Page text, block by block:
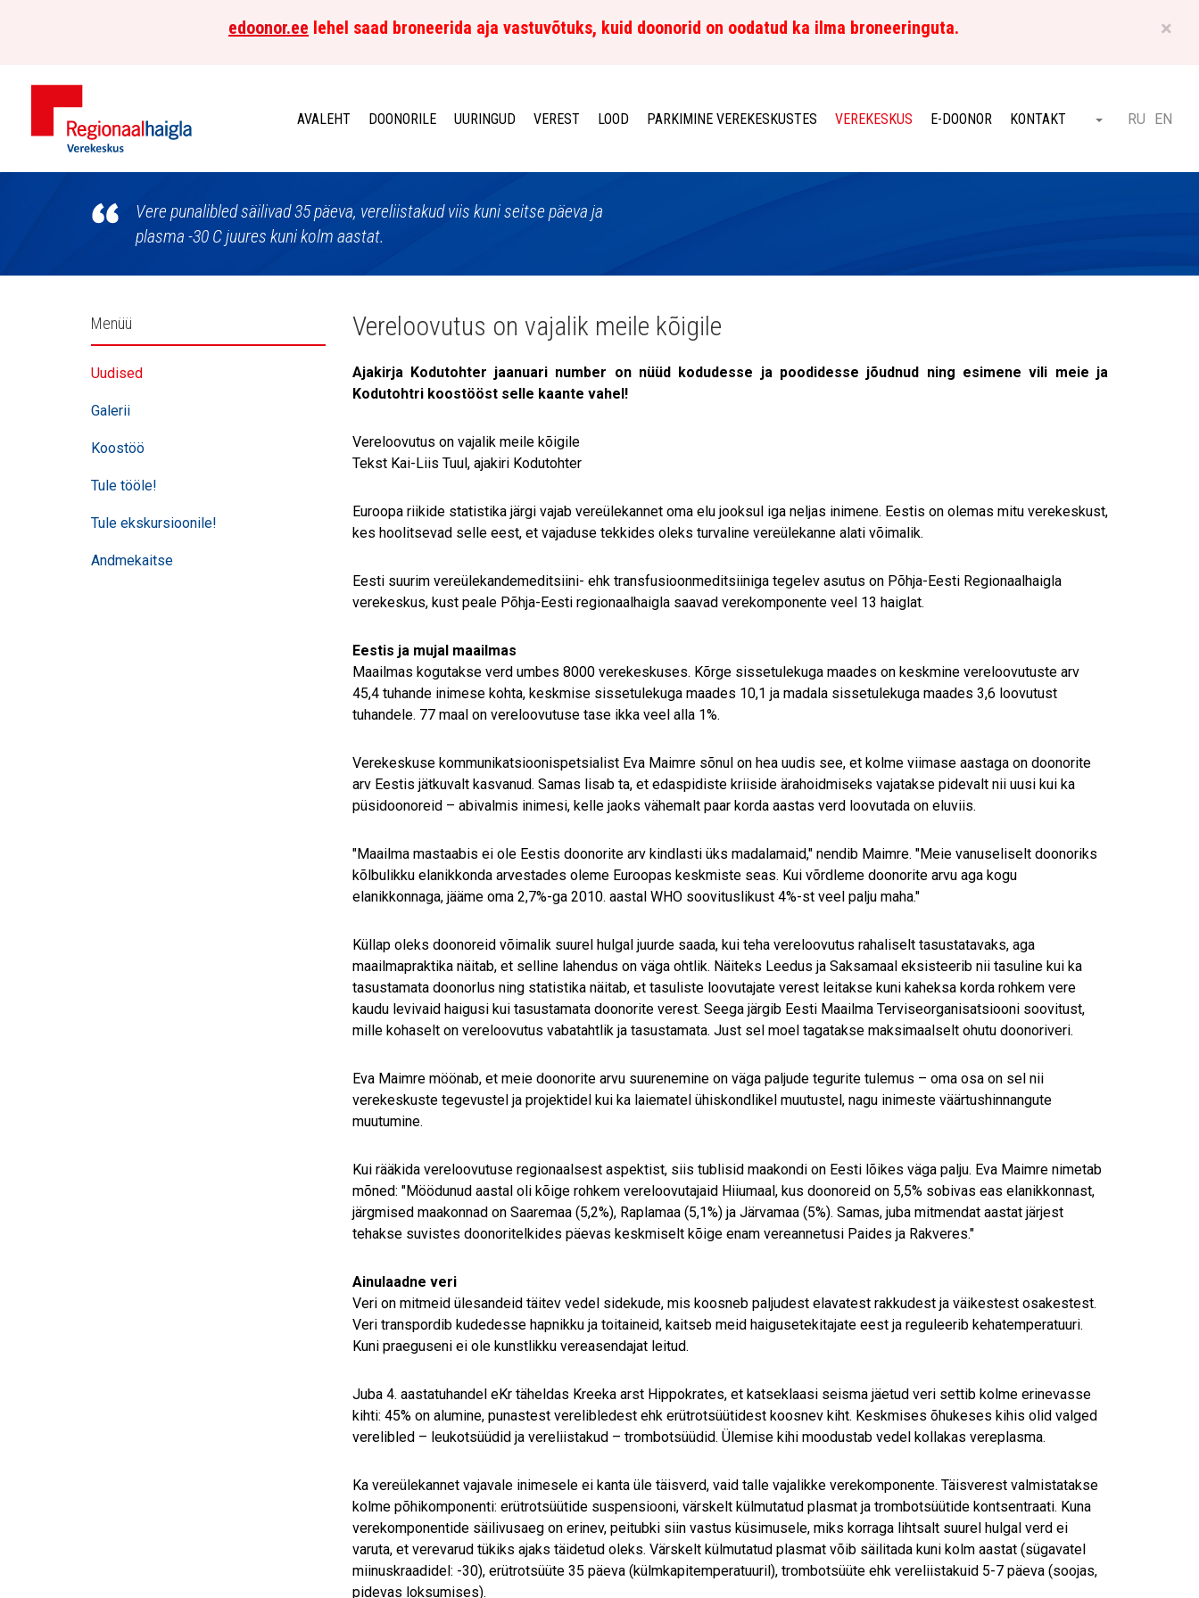
×
edoonor.ee lehel saad broneerida aja vastuvõtuks, kuid doonorid on oodatud ka ilma broneeringuta.
Põhja-
AVALEHT DOONORILE UURINGUD VEREST LOOD PARKIMINE VEREKESKUSTES VEREKESKUS E-DOONOR KONTAKT Otsi ET
RU EN
Vere punalibled säilivad 35 päeva, vereliistakud viis kuni seitse päeva ja
plasma -30 C juures kuni kolm aastat.
Külgpaani
navigatsioon
Menüü
Uudised
Galerii
Koostöö
Tule tööle!
Tule ekskursioonile!
Andmekaitse
Vereloovutus on vajalik meile kõigile
Ajakirja Kodutohter jaanuari number on nüüd kodudesse ja poodidesse jõudnud ning esimene vili meie ja
Kodutohtri koostööst selle kaante vahel!
Vereloovutus on vajalik meile kõigile
Tekst Kai-Liis Tuul, ajakiri Kodutohter
Euroopa riikide statistika järgi vajab vereülekannet oma elu jooksul iga neljas inimene. Eestis on olemas mitu verekeskust,
kes hoolitsevad selle eest, et vajaduse tekkides oleks turvaline vereülekanne alati võimalik.
Eesti suurim vereülekandemeditsiini- ehk transfusioonmeditsiiniga tegelev asutus on Põhja-Eesti Regionaalhaigla
verekeskus, kust peale Põhja-Eesti regionaalhaigla saavad verekomponente veel 13 haiglat.
Eestis ja mujal maailmas
Maailmas kogutakse verd umbes 8000 verekeskuses. Kõrge sissetulekuga maades on keskmine vereloovutuste arv
45,4 tuhande inimese kohta, keskmise sissetulekuga maades 10,1 ja madala sissetulekuga maades 3,6 loovutust
tuhandele. 77 maal on vereloovutuse tase ikka veel alla 1%.
Verekeskuse kommunikatsioonispetsialist Eva Maimre sõnul on hea uudis see, et kolme viimase aastaga on doonorite
arv Eestis jätkuvalt kasvanud. Samas lisab ta, et edaspidiste kriiside ärahoidmiseks vajatakse pidevalt nii uusi kui ka
püsidoonoreid – abivalmis inimesi, kelle jaoks vähemalt paar korda aastas verd loovutada on eluviis.
"Maailma mastaabis ei ole Eestis doonorite arv kindlasti üks madalamaid," nendib Maimre. "Meie vanuseliselt doonoriks
kõlbulikku elanikkonda arvestades oleme Euroopas keskmiste seas. Kui võrdleme doonorite arvu aga kogu
elanikkonnaga, jääme oma 2,7%-ga 2010. aastal WHO soovituslikust 4%-st veel palju maha."
Küllap oleks doonoreid võimalik suurel hulgal juurde saada, kui teha vereloovutus rahaliselt tasustatavaks, aga
maailmapraktika näitab, et selline lahendus on väga ohtlik. Näiteks Leedus ja Saksamaal eksisteerib nii tasuline kui ka
tasustamata doonorlus ning statistika näitab, et tasuliste loovutajate verest leitakse kuni kaheksa korda rohkem vere
kaudu levivaid haigusi kui tasustamata doonorite verest. Seega järgib Eesti Maailma Terviseorganisatsiooni soovitust,
mille kohaselt on vereloovutus vabatahtlik ja tasustamata. Just sel moel tagatakse maksimaalselt ohutu doonoriveri.
Eva Maimre möönab, et meie doonorite arvu suurenemine on väga paljude tegurite tulemus – oma osa on sel nii
verekeskuste tegevustel ja projektidel kui ka laiematel ühiskondlikel muutustel, nagu inimeste väärtushinnangute
muutumine.
Kui rääkida vereloovutuse regionaalsest aspektist, siis tublisid maakondi on Eesti lõikes väga palju. Eva Maimre nimetab
mõned: "Möödunud aastal oli kõige rohkem vereloovutajaid Hiiumaal, kus doonoreid on 5,5% sobivas eas elanikkonnast,
järgmised maakonnad on Saaremaa (5,2%), Raplamaa (5,1%) ja Järvamaa (5%). Samas, juba mitmendat aastat järjest
tehakse suvistes doonoritelkides päevas keskmiselt kõige enam vereannetusi Paides ja Rakveres."
Ainulaadne veri
Veri on mitmeid ülesandeid täitev vedel sidekude, mis koosneb paljudest elavatest rakkudest ja väikestest osakestest.
Veri transpordib kudedesse hapnikku ja toitaineid, kaitseb meid haigusetekitajate eest ja reguleerib kehatemperatuuri.
Kuni praeguseni ei ole kunstlikku vereasendajat leitud.
Juba 4. aastatuhandel eKr täheldas Kreeka arst Hippokrates, et katseklaasi seisma jäetud veri settib kolme erinevasse
kihti: 45% on alumine, punastest verelibledest ehk erütrotsüütidest koosnev kiht. Keskmises õhukeses kihis olid valged
verelibled – leukotsüüdid ja vereliistakud – trombotsüüdid. Ülemise kihi moodustab vedel kollakas vereplasma.
Ka vereülekannet vajavale inimesele ei kanta üle täisverd, vaid talle vajalikke verekomponente. Täisverest valmistatakse
kolme põhikomponenti: erütrotsüütide suspensiooni, värskelt külmutatud plasmat ja trombotsüütide kontsentraati. Kuna
verekomponentide säilivusaeg on erinev, peitubki siin vastus küsimusele, miks korraga lihtsalt suurel hulgal verd ei
varuta, et verevarud tükiks ajaks täidetud oleks. Värskelt külmutatud plasmat võib säilitada kuni kolm aastat (sügavatel
miinuskraadidel: -30), erütrotsüüte 35 päeva (külmkapitemperatuuril), trombotsüüte ehk vereliistakuid 5-7 päeva (soojas,
pidevas loksumises).